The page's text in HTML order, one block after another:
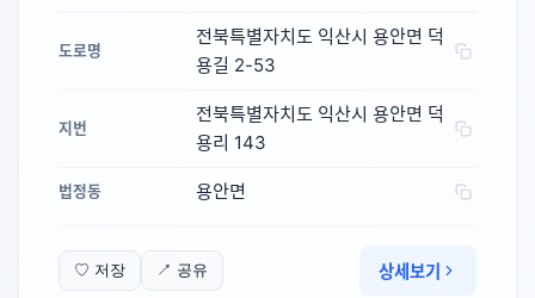
도로명
전북특별자치도 익산시 용안면 덕
용길 2-53
지번
전북특별자치도 익산시 용안면 덕
용리 143
법정동 용안면
♡ 저장 ↗ 공유 상세보기